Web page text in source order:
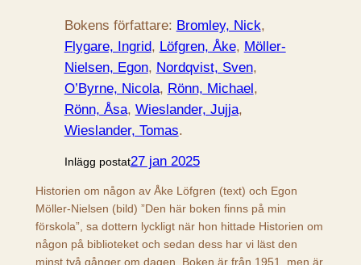
Bokens författare: Bromley, Nick
Flygare, Ingrid, Löfgren, Åke, Möller-
Nielsen, Egon, Nordqvist, Sven
O’Byrne, Nicola, Rönn, Michael
Rönn, Åsa, Wieslander, Jujja
Wieslander, Tomas.
Inlägg postat27 jan 2025
Historien om någon av Åke Löfgren (text) och Egon
Möller-Nielsen (bild) ”Den här boken finns på min
förskola”, sa dottern lyckligt när hon hittade Historien om
någon på biblioteket och sedan dess har vi läst den
minst två gånger om dagen. Boken är från 1951, men är